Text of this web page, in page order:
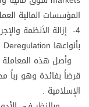
المؤسسات المالية
4- إزالة الأنظمة
بأنواعها Deregulation وهذا يعني سقوط الأسواق المالية المحمية(1).
وأصل هذه
قرضاً بفائدة وهو رباً
الإسلامية .